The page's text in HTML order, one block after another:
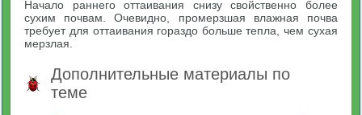
Начало раннего оттаивания снизу свойственно более
сухим почвам. Очевидно, промерзшая влажная почва
требует для оттаивания гораздо больше тепла, чем сухая
мерзлая.
Дополнительные материалы по
теме